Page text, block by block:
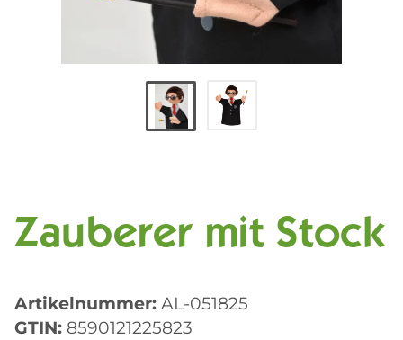
Zauberer mit Stock
Artikelnummer: AL-051825
GTIN: 8590121225823